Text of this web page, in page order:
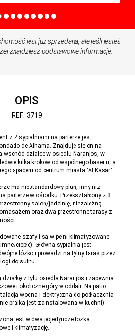
jest już sprzedana, ale jeśli jesteś
znajdziesz podstawowe informacje.
OPIS
REF: 3719
z 2 sypialniami na parterze jest
de Alhama. Znajduje się on na
wschód działce w osiedlu Naranjos, w
kilka kroków od wspólnego basenu, a
spaceru od centrum miasta "Al Kasar".
ma niestandardowy plan, inny niż
parterze w ośrodku. Przekształcony z 3
salon/jadalnię, niezależną
oraz dwa przestronne tarasy z
szafy i są w pełni klimatyzowane
ciepłe). Główna sypialnia jest
łóżko i prowadzi na tylny taras przez
do sufitu.
z tyłu osiedla Naranjos i zapewnia
i okoliczne góry w oddali. Na patio
wodna i elektryczna do podłączenia
pralka jest zainstalowana w kuchni).
jest w dwa pojedyncze łóżka,
i klimatyzację.